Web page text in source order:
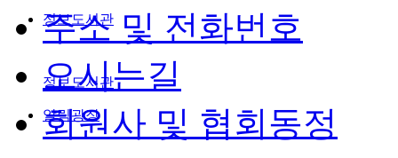
정보도서관
정보도서관
알림광장
주소 및 전화번호
오시는길
회원사 및 협회동정